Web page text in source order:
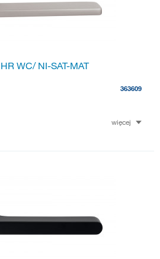
WC/ NI-SAT-MAT
363609
więcej